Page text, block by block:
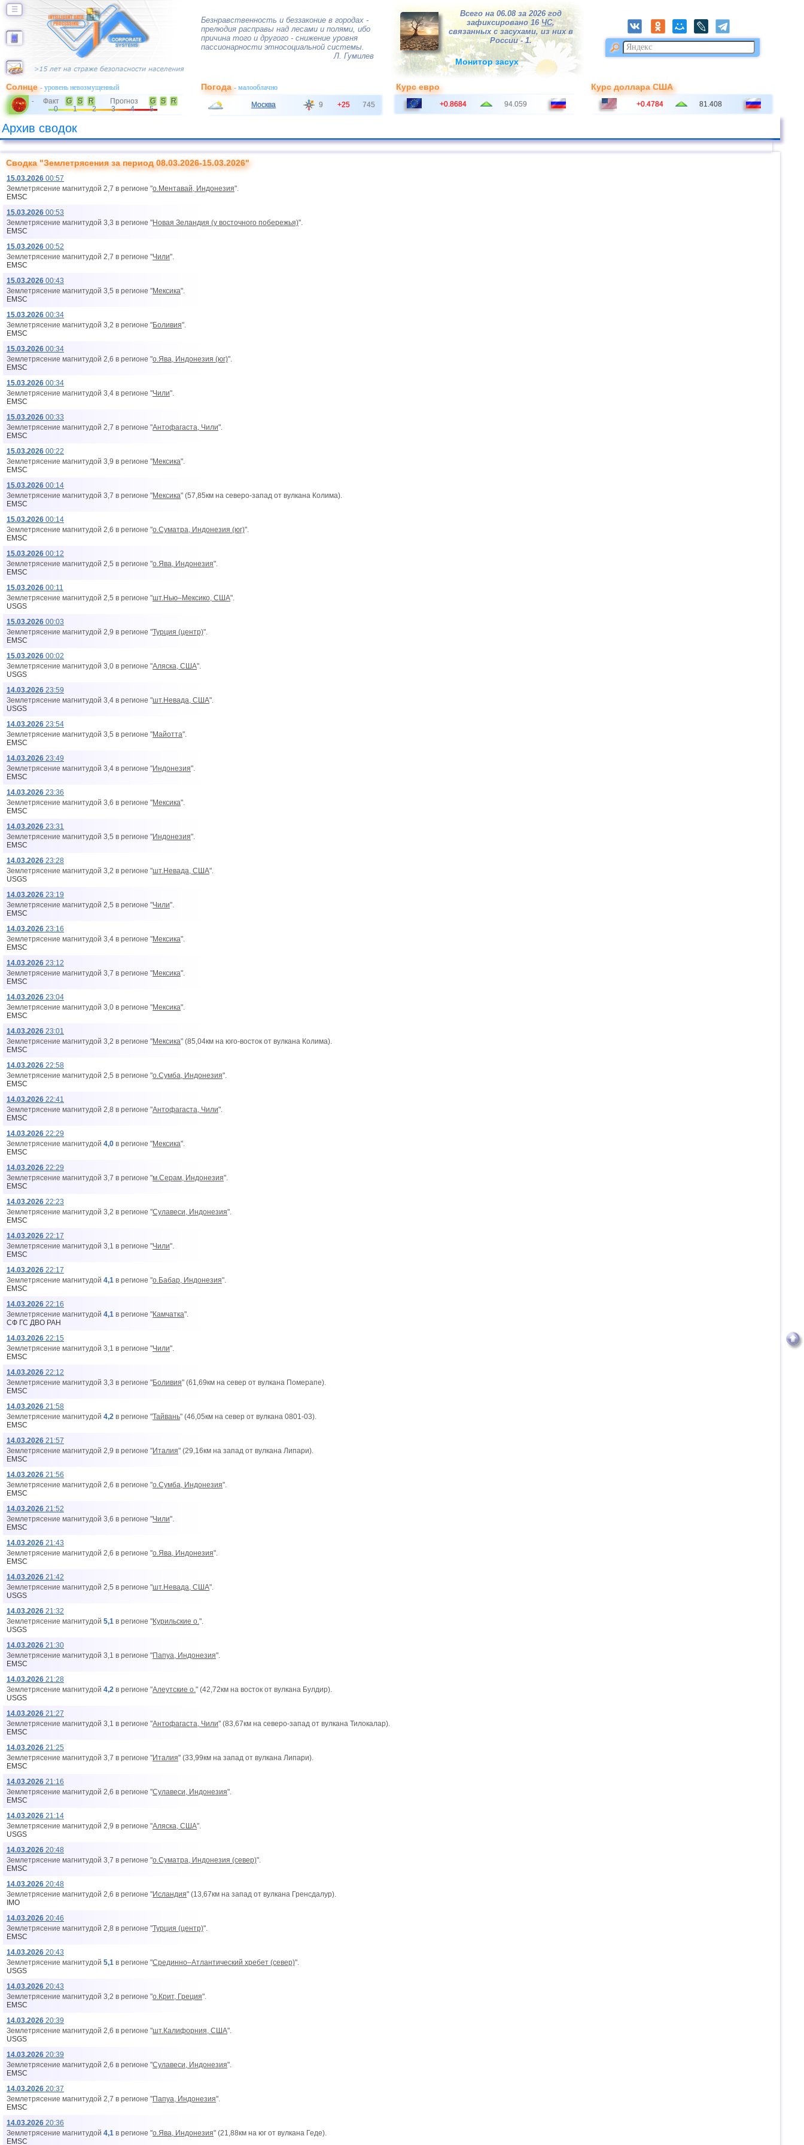
☰
Безнравственность и беззаконие в городах -
прелюдия расправы над лесами и полями, ибо
причина того и другого - снижение уровня
пассионарности этносоциальной системы.
Л. Гумилев
Всего на 06.08 за 2026 год
зафиксировано 16ЧС,
связанных с засухами, из них в
России - 1.
Монитор засух
Солнце- уровень невозмущенный
- Факт G S R Прогноз G S
R
0
1 2 3 4 5
Погода- малооблачно
Москва 9 +25 745
Курс евро
+0.8684 94.059
Курс доллара США
+0.4784 81.408
Архив сводок
Сводка "Землетрясения за период 08.03.2026-15.03.2026"
15.03.2026 00:57
Землетрясение магнитудой 2,7 в регионе "о.Ментавай, Индонезия".
EMSC
15.03.2026 00:53
Землетрясение магнитудой 3,3 в регионе "Новая Зеландия (у восточного побережья)".
EMSC
15.03.2026 00:52
Землетрясение магнитудой 2,7 в регионе "Чили".
EMSC
15.03.2026 00:43
Землетрясение магнитудой 3,5 в регионе "Мексика".
EMSC
15.03.2026 00:34
Землетрясение магнитудой 3,2 в регионе "Боливия".
EMSC
15.03.2026 00:34
Землетрясение магнитудой 2,6 в регионе "о.Ява, Индонезия (юг)".
EMSC
15.03.2026 00:34
Землетрясение магнитудой 3,4 в регионе "Чили".
EMSC
15.03.2026 00:33
Землетрясение магнитудой 2,7 в регионе "Антофагаста, Чили".
EMSC
15.03.2026 00:22
Землетрясение магнитудой 3,9 в регионе "Мексика".
EMSC
15.03.2026 00:14
Землетрясение магнитудой 3,7 в регионе "Мексика" (57,85км на северо-запад от вyлкана Колима).
EMSC
15.03.2026 00:14
Землетрясение магнитудой 2,6 в регионе "о.Суматра, Индонезия (юг)".
EMSC
15.03.2026 00:12
Землетрясение магнитудой 2,5 в регионе "о.Ява, Индонезия".
EMSC
15.03.2026 00:11
Землетрясение магнитудой 2,5 в регионе "шт.Нью–Мексико, США".
USGS
15.03.2026 00:03
Землетрясение магнитудой 2,9 в регионе "Турция (центр)".
EMSC
15.03.2026 00:02
Землетрясение магнитудой 3,0 в регионе "Аляска, США".
USGS
14.03.2026 23:59
Землетрясение магнитудой 3,4 в регионе "шт.Невада, США".
USGS
14.03.2026 23:54
Землетрясение магнитудой 3,5 в регионе "Майотта".
EMSC
14.03.2026 23:49
Землетрясение магнитудой 3,4 в регионе "Индонезия".
EMSC
14.03.2026 23:36
Землетрясение магнитудой 3,6 в регионе "Мексика".
EMSC
14.03.2026 23:31
Землетрясение магнитудой 3,5 в регионе "Индонезия".
EMSC
14.03.2026 23:28
Землетрясение магнитудой 3,2 в регионе "шт.Невада, США".
USGS
14.03.2026 23:19
Землетрясение магнитудой 2,5 в регионе "Чили".
EMSC
14.03.2026 23:16
Землетрясение магнитудой 3,4 в регионе "Мексика".
EMSC
14.03.2026 23:12
Землетрясение магнитудой 3,7 в регионе "Мексика".
EMSC
14.03.2026 23:04
Землетрясение магнитудой 3,0 в регионе "Мексика".
EMSC
14.03.2026 23:01
Землетрясение магнитудой 3,2 в регионе "Мексика" (85,04км на юго-восток от вyлкана Колима).
EMSC
14.03.2026 22:58
Землетрясение магнитудой 2,5 в регионе "о.Сумба, Индонезия".
EMSC
14.03.2026 22:41
Землетрясение магнитудой 2,8 в регионе "Антофагаста, Чили".
EMSC
14.03.2026 22:29
Землетрясение магнитудой 4,0 в регионе "Мексика".
EMSC
14.03.2026 22:29
Землетрясение магнитудой 3,7 в регионе "м.Серам, Индонезия".
EMSC
14.03.2026 22:23
Землетрясение магнитудой 3,2 в регионе "Сулавеси, Индонезия".
EMSC
14.03.2026 22:17
Землетрясение магнитудой 3,1 в регионе "Чили".
EMSC
14.03.2026 22:17
Землетрясение магнитудой 4,1 в регионе "о.Бабар, Индонезия".
EMSC
14.03.2026 22:16
Землетрясение магнитудой 4,1 в регионе "Камчатка".
СФ ГС ДВО РАН
14.03.2026 22:15
Землетрясение магнитудой 3,1 в регионе "Чили".
EMSC
14.03.2026 22:12
Землетрясение магнитудой 3,3 в регионе "Боливия" (61,69км на север от вyлкана Померапе).
EMSC
14.03.2026 21:58
Землетрясение магнитудой 4,2 в регионе "Тайвань" (46,05км на север от вyлкана 0801-03).
EMSC
14.03.2026 21:57
Землетрясение магнитудой 2,9 в регионе "Италия" (29,16км на запад от вyлкана Липари).
EMSC
14.03.2026 21:56
Землетрясение магнитудой 2,6 в регионе "о.Сумба, Индонезия".
EMSC
14.03.2026 21:52
Землетрясение магнитудой 3,6 в регионе "Чили".
EMSC
14.03.2026 21:43
Землетрясение магнитудой 2,6 в регионе "о.Ява, Индонезия".
EMSC
14.03.2026 21:42
Землетрясение магнитудой 2,5 в регионе "шт.Невада, США".
USGS
14.03.2026 21:32
Землетрясение магнитудой 5,1 в регионе "Курильские о.".
USGS
14.03.2026 21:30
Землетрясение магнитудой 3,1 в регионе "Папуа, Индонезия".
EMSC
14.03.2026 21:28
Землетрясение магнитудой 4,2 в регионе "Алеутские о." (42,72км на восток от вyлкана Булдир).
USGS
14.03.2026 21:27
Землетрясение магнитудой 3,1 в регионе "Антофагаста, Чили" (83,67км на северо-запад от вyлкана Тилокалар).
EMSC
14.03.2026 21:25
Землетрясение магнитудой 3,7 в регионе "Италия" (33,99км на запад от вyлкана Липари).
EMSC
14.03.2026 21:16
Землетрясение магнитудой 2,6 в регионе "Сулавеси, Индонезия".
EMSC
14.03.2026 21:14
Землетрясение магнитудой 2,9 в регионе "Аляска, США".
USGS
14.03.2026 20:48
Землетрясение магнитудой 3,7 в регионе "о.Суматра, Индонезия (север)".
EMSC
14.03.2026 20:48
Землетрясение магнитудой 2,6 в регионе "Исландия" (13,67км на запад от вyлкана Гренсдалур).
IMO
14.03.2026 20:46
Землетрясение магнитудой 2,8 в регионе "Турция (центр)".
EMSC
14.03.2026 20:43
Землетрясение магнитудой 5,1 в регионе "Срединно–Атлантический хребет (север)".
USGS
14.03.2026 20:43
Землетрясение магнитудой 3,2 в регионе "о.Крит, Греция".
EMSC
14.03.2026 20:39
Землетрясение магнитудой 2,6 в регионе "шт.Калифорния, США".
USGS
14.03.2026 20:39
Землетрясение магнитудой 2,6 в регионе "Сулавеси, Индонезия".
EMSC
14.03.2026 20:37
Землетрясение магнитудой 2,7 в регионе "Папуа, Индонезия".
EMSC
14.03.2026 20:36
Землетрясение магнитудой 4,1 в регионе "о.Ява, Индонезия" (21,88км на юг от вyлкана Геде).
EMSC